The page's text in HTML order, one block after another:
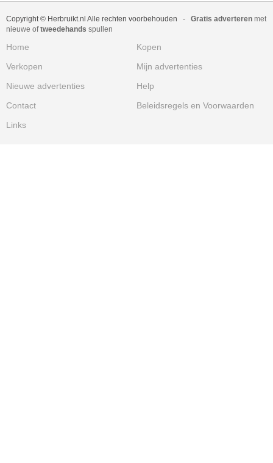
Copyright © Herbruikt.nl Alle rechten voorbehouden - Gratis adverteren met
nieuwe oftweedehands spullen
Home
Kopen
Verkopen
Mijn advertenties
Nieuwe advertenties
Help
Contact
Beleidsregels en Voorwaarden
Links